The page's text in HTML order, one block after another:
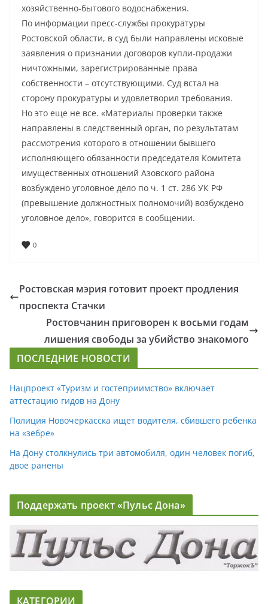
хозяйственно-бытового водоснабжения.
По информации пресс-службы прокуратуры
Ростовской области, в суд были направлены исковые
заявления о признании договоров купли-продажи
ничтожными, зарегистрированные права
собственности – отсутствующими. Суд встал на
сторону прокуратуры и удовлетворил требования.
Но это еще не все. «Материалы проверки также
направлены в следственный орган, по результатам
рассмотрения которого в отношении бывшего
исполняющего обязанности председателя Комитета
имущественных отношений Азовского района
возбуждено уголовное дело по ч. 1 ст. 286 УК РФ
(превышение должностных полномочий) возбуждено
уголовное дело», говорится в сообщении.
0
Ростовская мэрия готовит проект продления
проспекта Стачки
Ростовчанин приговорен к восьми годам
лишения свободы за убийство знакомого
ПОСЛЕДНИЕ НОВОСТИ
Нацпроект «Туризм и гостеприимство» включает
аттестацию гидов на Дону
Полиция Новочеркасска ищет водителя, сбившего ребенка
на «зебре»
На Дону столкнулись три автомобиля, один человек погиб,
двое ранены
Поддержать проект «Пульс Дона»
КАТЕГОРИИ